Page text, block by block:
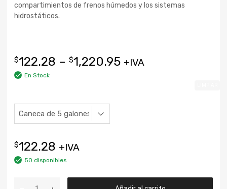
compartimientos de frenos húmedos y los sistemas
hidrostáticos.
$122.28 – $1,220.95 +IVA
En Stock
$122.28 +IVA
50 disponibles